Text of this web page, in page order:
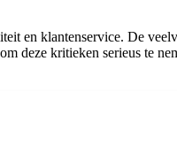
en klantenservice. De
deze kritieken serieus te